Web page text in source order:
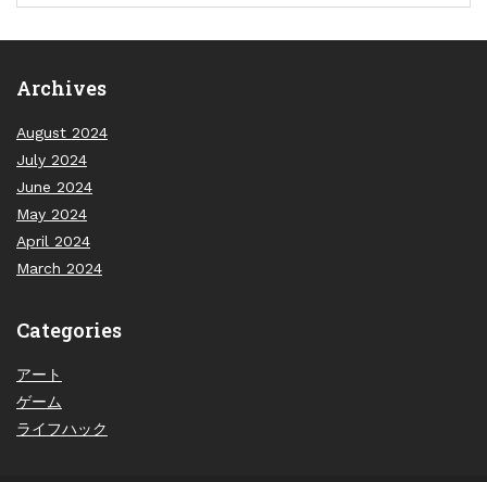
Archives
August 2024
July 2024
June 2024
May 2024
April 2024
March 2024
Categories
アート
ゲーム
ライフハック